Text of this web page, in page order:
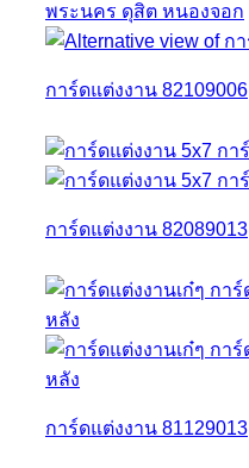
การ์ดแต่งงาน 82109006
การ์ดแต่งงาน 82089013
การ์ดแต่งงาน 81129013